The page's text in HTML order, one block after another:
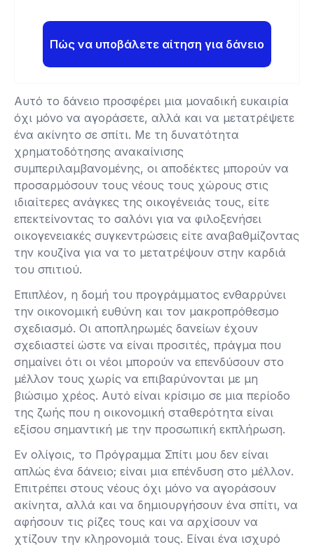
Πώς να υποβάλετε αίτηση για δάνειο
Αυτό το δάνειο προσφέρει μια μοναδική ευκαιρία
όχι μόνο να αγοράσετε, αλλά και να μετατρέψετε
ένα ακίνητο σε σπίτι. Με τη δυνατότητα
χρηματοδότησης ανακαίνισης
συμπεριλαμβανομένης, οι αποδέκτες μπορούν να
προσαρμόσουν τους νέους τους χώρους στις
ιδιαίτερες ανάγκες της οικογένειάς τους, είτε
επεκτείνοντας το σαλόνι για να φιλοξενήσει
οικογενειακές συγκεντρώσεις είτε αναβαθμίζοντας
την κουζίνα για να το μετατρέψουν στην καρδιά
του σπιτιού.
Επιπλέον, η δομή του προγράμματος ενθαρρύνει
την οικονομική ευθύνη και τον μακροπρόθεσμο
σχεδιασμό. Οι αποπληρωμές δανείων έχουν
σχεδιαστεί ώστε να είναι προσιτές, πράγμα που
σημαίνει ότι οι νέοι μπορούν να επενδύσουν στο
μέλλον τους χωρίς να επιβαρύνονται με μη
βιώσιμο χρέος. Αυτό είναι κρίσιμο σε μια περίοδο
της ζωής που η οικονομική σταθερότητα είναι
εξίσου σημαντική με την προσωπική εκπλήρωση.
Εν ολίγοις, το Πρόγραμμα Σπίτι μου δεν είναι
απλώς ένα δάνειο; είναι μια επένδυση στο μέλλον.
Επιτρέπει στους νέους όχι μόνο να αγοράσουν
ακίνητα, αλλά και να δημιουργήσουν ένα σπίτι, να
αφήσουν τις ρίζες τους και να αρχίσουν να
χτίζουν την κληρονομιά τους. Είναι ένα ισχυρό